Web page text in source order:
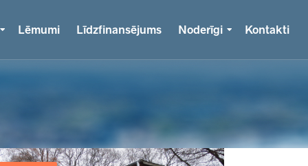
Lēmumi Līdzfinansējums Noderīgi Kontakti